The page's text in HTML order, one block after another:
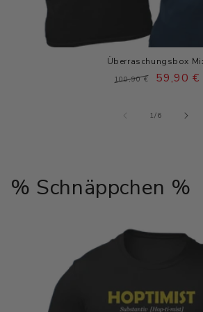
Überraschungsbox
Normaler
100,90 €
Verkaufspreis
59,90 €
1/von
6
% Schnäppchen %